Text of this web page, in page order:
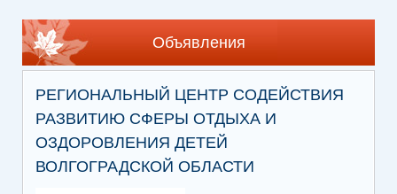
Объявления
РЕГИОНАЛЬНЫЙ ЦЕНТР СОДЕЙСТВИЯ
РАЗВИТИЮ СФЕРЫ ОТДЫХА И
ОЗДОРОВЛЕНИЯ ДЕТЕЙ
ВОЛГОГРАДСКОЙ ОБЛАСТИ